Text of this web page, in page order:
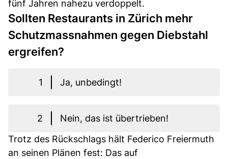
fünf Jahren nahezu verdoppelt.
Sollten Restaurants in Zürich mehr
Schutzmassnahmen gegen Diebstahl
ergreifen?
1 Ja, unbedingt!
2
Nein, das ist übertrieben!
Trotz des Rückschlags hält Federico Freiermuth
an seinen Plänen fest: Das auf